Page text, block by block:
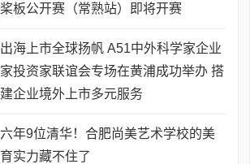
桨板公开赛（常熟站）即将开赛
出海上市全球扬帆 A51中外科学家企业
家投资家联谊会专场在黄浦成功举办 搭
建企业境外上市多元服务
六年9位清华！合肥尚美艺术学校的美
育实力藏不住了